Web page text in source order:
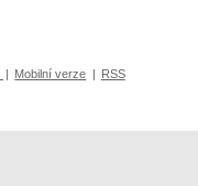
| Mobilní verze | RSS